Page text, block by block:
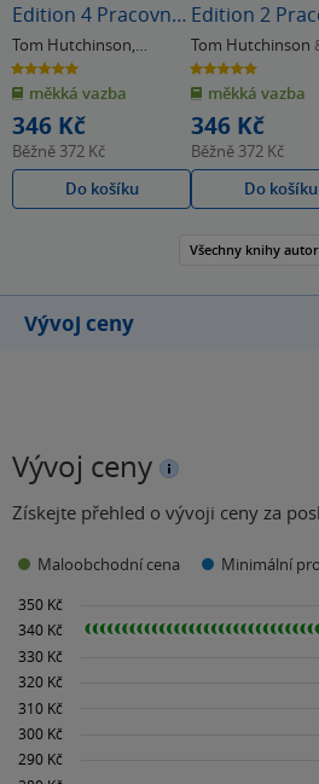
Edition 4 Pracovní
sešit
Tom Hutchinson,
Michaela Trnová
5.0
z
5
hvězdiček
měkká vazba
346 Kč
Běžně 372 Kč
Do košíku
Edition 2
sešit
Tom Hutchinson
5.0
z
5
hvězdiček
měkká vazba
346 Kč
Běžně 372 Kč
Do košíku
Všechny knihy
Vývoj ceny
Vývoj ceny
Získejte přehled o vývoji ceny za
Maloobchodní cena Minimální